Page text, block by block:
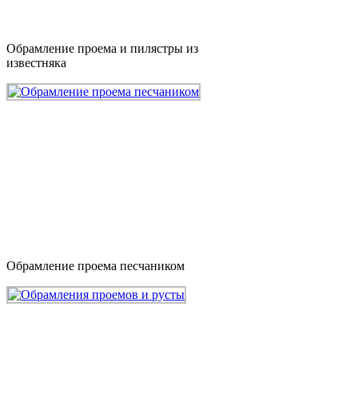
Обрамление проема и пилястры из
известняка
Обрамление проема песчаником